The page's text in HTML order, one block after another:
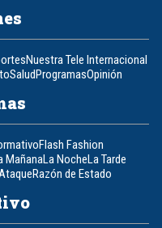
Nuestra Tele Internacional
SaludProgramasOpinión
Flash Fashion
MañanaLa NocheLa Tarde
Razón de Estado